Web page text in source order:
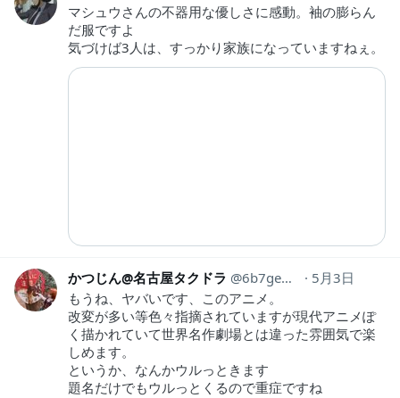
マシュウさんの不器用な優しさに感動。袖の膨らん
だ服ですよ
気づけば3人は、すっかり家族になっていますねぇ。
かつじん@名古屋タクドラ 6b7gemQW3r2756
5月3日
もうね、ヤバいです、このアニメ。
改変が多い等色々指摘されていますが現代アニメぽ
く描かれていて世界名作劇場とは違った雰囲気で楽
しめます。
というか、なんかウルっときます
題名だけでもウルっとくるので重症ですね